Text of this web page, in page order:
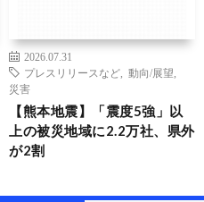
2026.07.31
プレスリリースなど
動向/展望
災害
【熊本地震】「震度5強」以
上の被災地域に2.2万社、県外
が2割